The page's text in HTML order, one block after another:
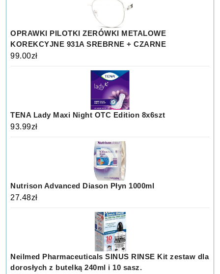
OPRAWKI PILOTKI ZERÓWKI METALOWE
KOREKCYJNE 931A SREBRNE + CZARNE
99.00zł
TENA Lady Maxi Night OTC Edition 8x6szt
93.99zł
Nutrison Advanced Diason Płyn 1000ml
27.48zł
Neilmed Pharmaceuticals SINUS RINSE Kit zestaw dla
dorosłych z butelką 240ml i 10 sasz.